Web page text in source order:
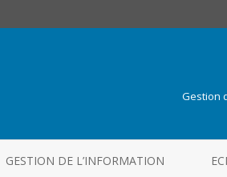
Gestion
GESTION DE L’INFORMATION